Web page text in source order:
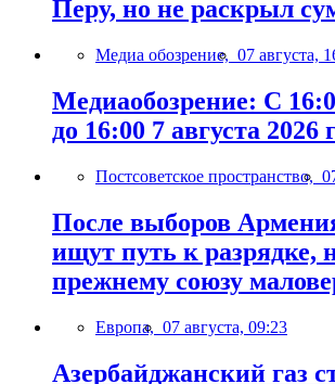
Перу, но не раскрыл
Медиа обозрение, 07 августа,
Медиаобозрение: С
до 16:00 7 августа 2026
Постсоветское пространство,
После выборов
ищут путь к разрядке,
прежнему союзу
Европа, 07 августа, 09:23
Азербайджанский газ